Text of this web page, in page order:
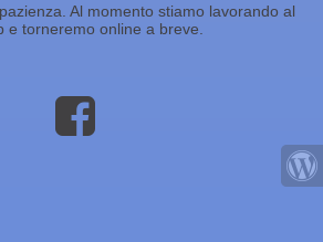
Al momento stiamo lavorando al
e torneremo online a breve.